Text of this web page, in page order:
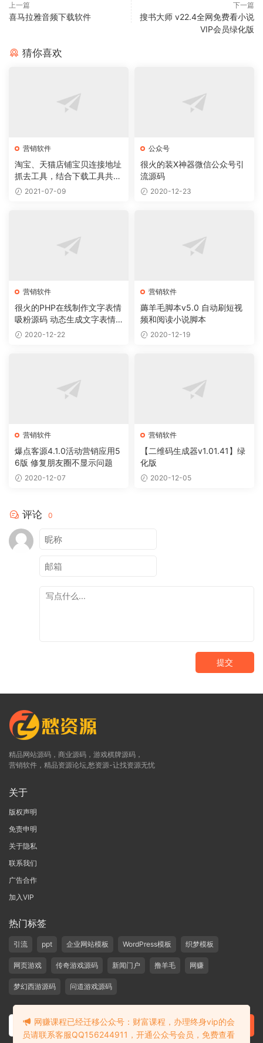
上一篇
喜马拉雅音频下载软件
下一篇
搜书大师 v22.4全网免费看小说
VIP会员绿化版
猜你喜欢
营销软件
淘宝、天猫店铺宝贝连接地址
抓去工具，结合下载工具共同
使用实现下载宝贝服务
2021-07-09
公众号
很火的装X神器微信公众号引
流源码
2020-12-23
营销软件
很火的PHP在线制作文字表情
吸粉源码 动态生成文字表情
图片源码 在线制作表情包源
2020-12-22
营销软件
薅羊毛脚本v5.0 自动刷短视
频和阅读小说脚本
2020-12-19
营销软件
爆点客源4.1.0活动营销应用5
6版 修复朋友圈不显示问题
2020-12-07
营销软件
【二维码生成器v1.01.41】绿
化版
2020-12-05
评论 0
提交
精品网站源码，商业源码，游戏棋牌源码，
营销软件，精品资源论坛,愁资源-让找资源无忧
关于
版权声明
免责申明
关于隐私
联系我们
广告合作
加入VIP
热门标签
引流 ppt 企业网站模板 WordPress模板 织梦模板
网页游戏 传奇游戏源码 新闻门户 撸羊毛 网赚
梦幻西游源码 问道游戏源码
网赚课程已经迁移公众号：财富课程，办理终身vip的会
员请联系客服QQ156244911，开通公众号会员，免费查看